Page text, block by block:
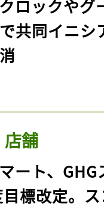
ロックやグ
共同イニシ
舗
ート、GHG
標改定。